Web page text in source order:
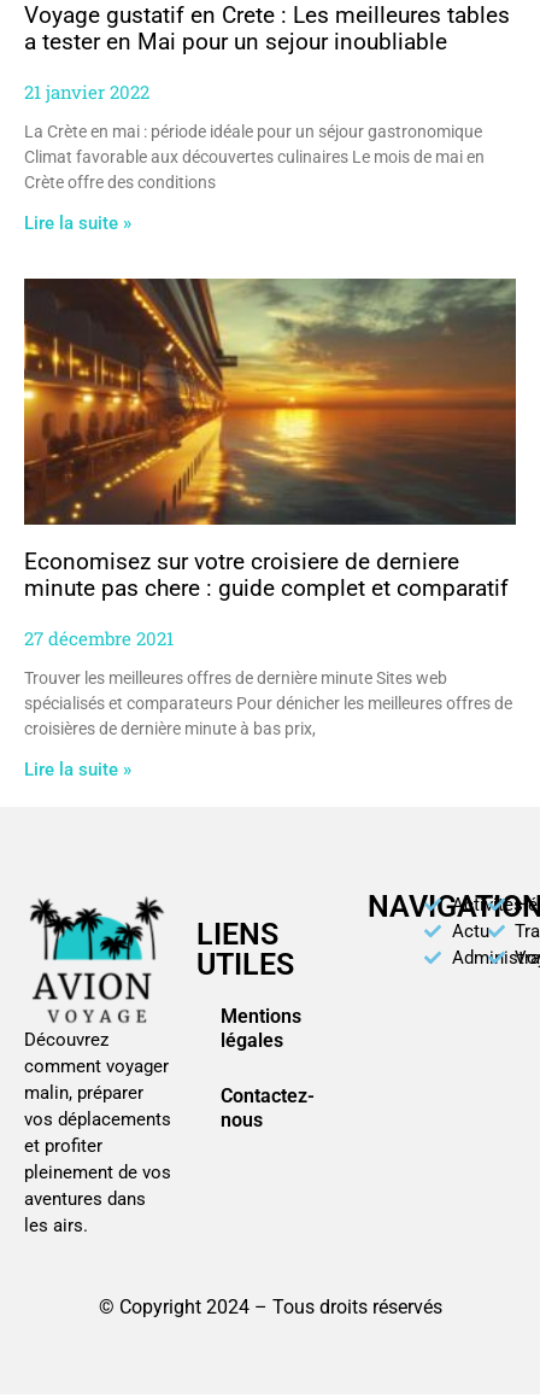
Voyage gustatif en Crete : Les meilleures tables
a tester en Mai pour un sejour inoubliable
21 janvier 2022
La Crète en mai : période idéale pour un séjour gastronomique
Climat favorable aux découvertes culinaires Le mois de mai en
Crète offre des conditions
Lire la suite »
Economisez sur votre croisiere de derniere
minute pas chere : guide complet et comparatif
27 décembre 2021
Trouver les meilleures offres de dernière minute Sites web
spécialisés et comparateurs Pour dénicher les meilleures offres de
croisières de dernière minute à bas prix,
Lire la suite »
Découvrez
comment voyager
malin, préparer
vos déplacements
et profiter
pleinement de vos
aventures dans
les airs.
LIENS
UTILES
Mentions
légales
Contactez-
nous
Activités
Actu
© Copyright 2024 – Tous droits réservés